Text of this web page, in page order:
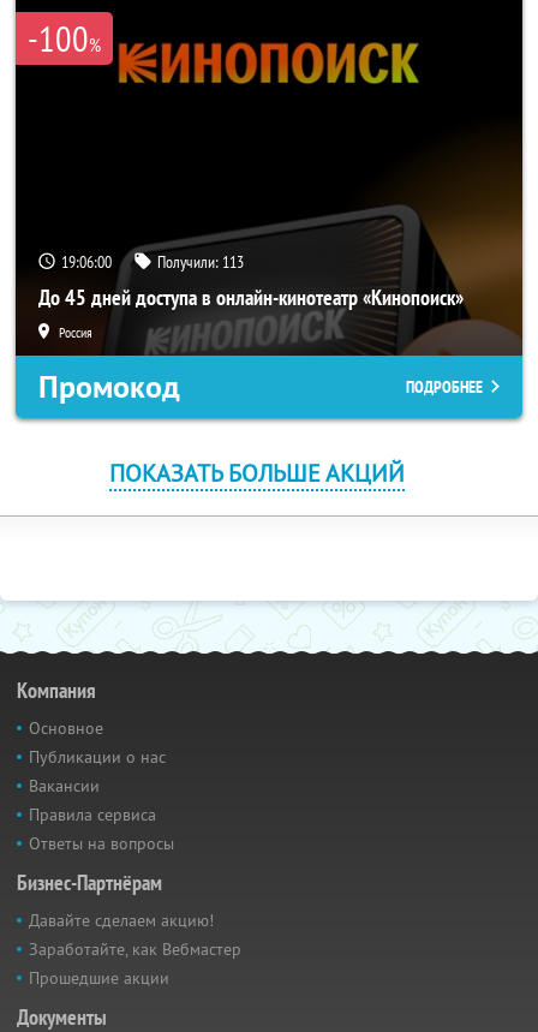
-100%
19:05:59 Получили: 113
До 45 дней доступа в онлайн-кинотеатр «Кинопоиск»
Россия
Промокод ПОДРОБНЕЕ
ПОКАЗАТЬ БОЛЬШЕ АКЦИЙ
Компания
Основное
Публикации о нас
Вакансии
Правила сервиса
Ответы на вопросы
Бизнес-Партнёрам
Давайте сделаем акцию!
Заработайте, как Вебмастер
Прошедшие акции
Документы